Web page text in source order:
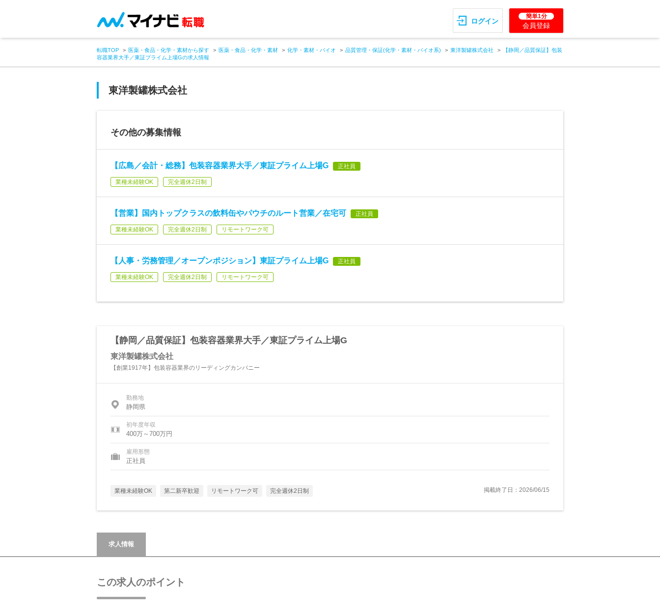
ログイン
簡単1分
会員登録
転職TOP 医薬・食品・化学・素材から探す 医薬・食品・化学・素材 化学・素材・バイオ 品質管理・保証(化学・素材・バイオ系) 東洋製罐株式会社
【静岡／品質保証】包装
容器業界大手／東証プライム上場Gの求人情報
東洋製罐株式会社
その他の募集情報
【広島／会計・総務】包装容器業界大手／東証プライム上場G 正社員
業種未経験OK 完全週休2日制
【営業】国内トップクラスの飲料缶やパウチのルート営業／在宅可 正社員
業種未経験OK 完全週休2日制 リモートワーク可
【人事・労務管理／オープンポジション】東証プライム上場G 正社員
業種未経験OK 完全週休2日制 リモートワーク可
【静岡／品質保証】包装容器業界大手／東証プライム上場G
東洋製罐株式会社
【創業1917年】包装容器業界のリーディングカンパニー
勤務地
静岡県
初年度年収
400万～700万円
雇用形態
正社員
業種未経験OK 第二新卒歓迎 リモートワーク可 完全週休2日制 掲載終了日：2026/06/15
求人情報
この求人のポイント